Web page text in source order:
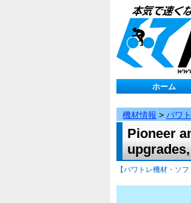
ホーム
機材情報 > パワ
Pioneer
【パワトレ機材・ソフ